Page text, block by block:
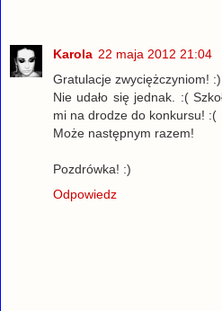
Karola 22 maja 2012 21:04
Gratulacje zwyciężczyniom! :)
Nie udało się jednak. :(
mi na drodze do konkursu! :(
Może następnym razem!
Pozdrówka! :)
Odpowiedz